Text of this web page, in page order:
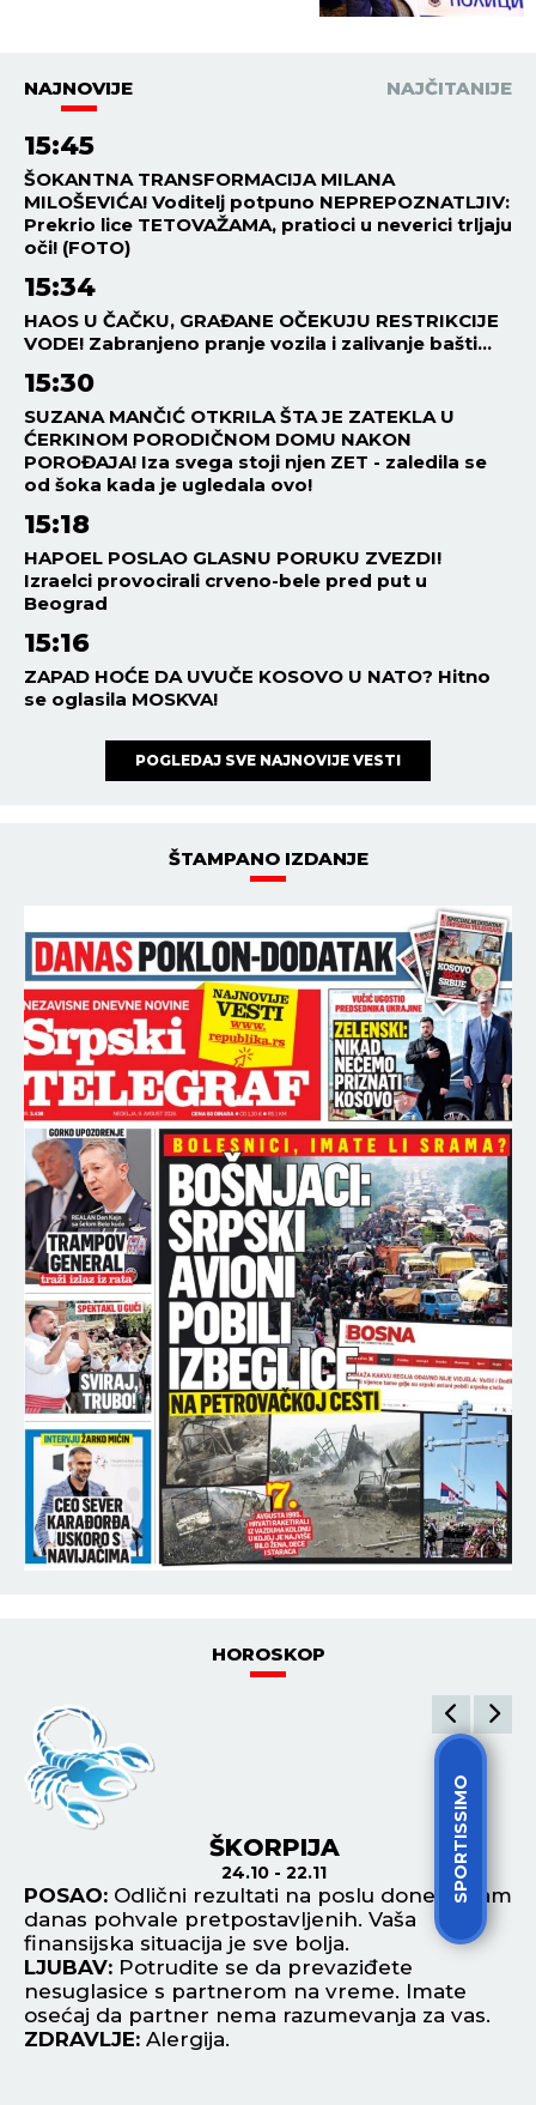
SPORTISSIMO
NAJNOVIJE NAJČITANIJE
15:45
ŠOKANTNA TRANSFORMACIJA MILANA
MILOŠEVIĆA! Voditelj potpuno NEPREPOZNATLJIV:
Prekrio lice TETOVAŽAMA, pratioci u neverici trljaju
oči! (FOTO)
15:34
HAOS U ČAČKU, GRAĐANE OČEKUJU RESTRIKCIJE
VODE! Zabranjeno pranje vozila i zalivanje bašti...
15:30
SUZANA MANČIĆ OTKRILA ŠTA JE ZATEKLA U
ĆERKINOM PORODIČNOM DOMU NAKON
POROĐAJA! Iza svega stoji njen ZET - zaledila se
od šoka kada je ugledala ovo!
15:18
HAPOEL POSLAO GLASNU PORUKU ZVEZDI!
Izraelci provocirali crveno-bele pred put u
Beograd
15:16
ZAPAD HOĆE DA UVUČE KOSOVO U NATO? Hitno
se oglasila MOSKVA!
POGLEDAJ SVE NAJNOVIJE VESTI
ŠTAMPANO IZDANJE
HOROSKOP
ŠKORPIJA
24.10 - 22.11
POSAO: Odlični rezultati na poslu doneće vam
danas pohvale pretpostavljenih. Vaša
finansijska situacija je sve bolja.
LJUBAV: Potrudite se da prevaziđete
nesuglasice s partnerom na vreme. Imate
osećaj da partner nema razumevanja za vas.
ZDRAVLJE: Alergija.